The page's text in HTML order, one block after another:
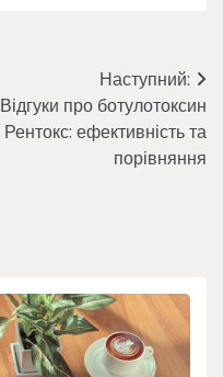
Наступний:
Відгуки про ботулотоксин
Рентокс: ефективність та
порівняння